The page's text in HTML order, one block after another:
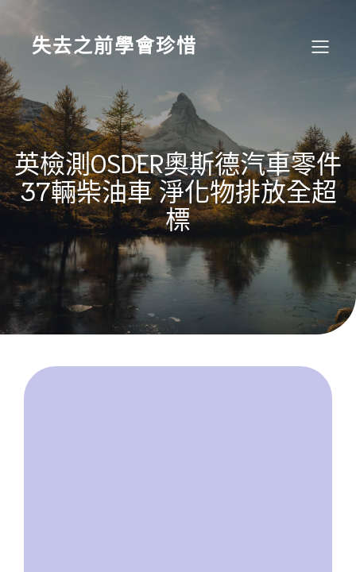
content
失去之前學會珍惜
英檢測OSDER奧斯德汽車零件
37輛柴油車 淨化物排放全超
標